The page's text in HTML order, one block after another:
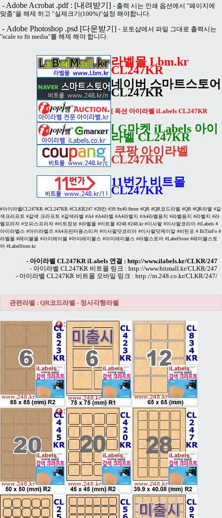
- Adobe Acrobat .pdf : [내려받기] - 출력 시는 인쇄 옵션에서 "페이지에
맞춤"을 해제 하고 "실제크기(100%)"설정 해야합니다.
- Adobe Photoshop .psd [다운받기] - 포토샵에서 파일 그대로 출력시는
"scale to fit media"를 해제 해야 합니다.
라벨몰 Lbm.kr
CL247KR
네이버 스마트스토어
CL247KR
[ 옥션 아이라벨 iLabels CL247KR
[ G마켓 iLabels 아이
라벨 CL247KR
쿠팡 아이라벨
CL247KR
11번가 비트몰
CL247KR
#아이라벨CL247KR #CL247KR #CLKR247 #28칸 #39.9x40.8mm #QR #QR코드라벨 #QR #QR라벨 #갈
색크라프트 #갈색 크라프트 #갈색라벨 #A4 #A4라벨 #A4라벨지 #A4라벨용지 #라벨용지 #라벨지 #라
벨프라자 #오피스프라자 #비트정보 #라벨몰 #비트몰 #248 #248.kr #이사팔 #이사팔코리아 #iLabels #
아이라벨스 #아이라벨즈 #A4프린터용스티커 #이사팔닷코리아 #이사팔닷케이알 #비틴포 # BiTinFo #
라벨몰 #레이블몰 #아이레이블 #아이레이블스 #아이래이블스 #라벨스토어 #LabelStore #레이블스토
어 #LabelStore.kr
- 아이라벨 CL247KR iLabels 연결 : http://www.ilabels.kr/CLKR/247
- 아이라벨 CL247KR 비트몰 링크 : http://www.bitmall.kr/CLKR/247
- 아이라벨 CL247KR 비트몰 모바일 링크 : http://m.248.co.kr/CLKR/247/
관련라벨 : QR코드라벨 - 정사각형라벨